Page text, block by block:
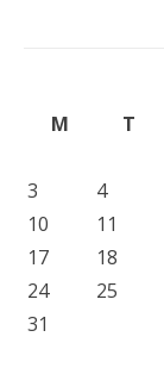
M
T
3
4
10
11
17
18
24
25
31